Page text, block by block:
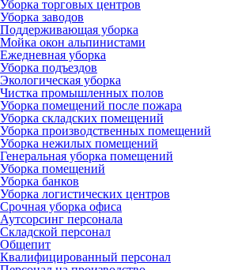
Уборка торговых центров
Уборка заводов
Поддерживающая уборка
Мойка окон альпинистами
Ежедневная уборка
Уборка подъездов
Экологическая уборка
Чистка промышленных полов
Уборка помещений после пожара
Уборка складских помещений
Уборка производственных помещений
Уборка нежилых помещений
Генеральная уборка помещений
Уборка помещений
Уборка банков
Уборка логистических центров
Срочная уборка офиса
Аутсорсинг персонала
Складской персонал
Общепит
Квалифицированный персонал